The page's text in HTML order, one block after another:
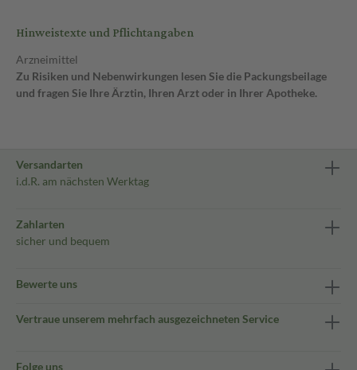
Hinweistexte und Pflichtangaben
Arzneimittel
Zu Risiken und Nebenwirkungen lesen Sie die Packungsbeilage
und fragen Sie Ihre Ärztin, Ihren Arzt oder in Ihrer Apotheke.
Versandarten
i.d.R. am nächsten Werktag
Zahlarten
sicher und bequem
Bewerte uns
Vertraue unserem mehrfach ausgezeichneten Service
Folge uns